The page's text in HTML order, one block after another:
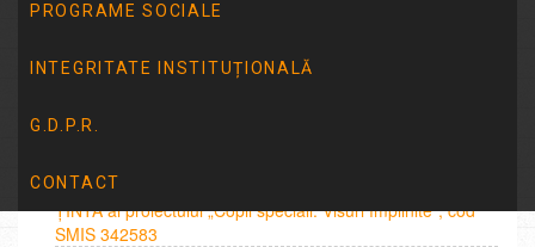
PROGRAME SOCIALE
INTEGRITATE INSTITUȚIONALĂ
G.D.P.R.
CONTACT
deschise
Articole recente
ANUNȚ PRIVIND LANSAREA ÎNSCRIERII ÎN GRUPUL
ȚINTĂ al proiectului „Copii speciali. Visuri împlinite”, cod
SMIS 342583